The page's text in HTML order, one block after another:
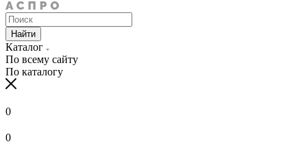
Найти
Каталог
По всему сайту
По каталогу
0
0